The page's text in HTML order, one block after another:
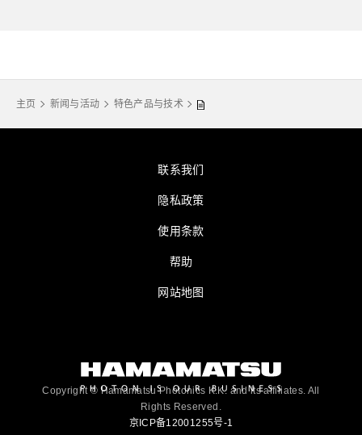
主页 新闻与活动 特色产品与技术
联系我们
隐私政策
使用条款
帮助
网站地图
Copyright © Hamamatsu Photonics K.K. and its affiliates. All
Rights Reserved.
京ICP备12001255号-1